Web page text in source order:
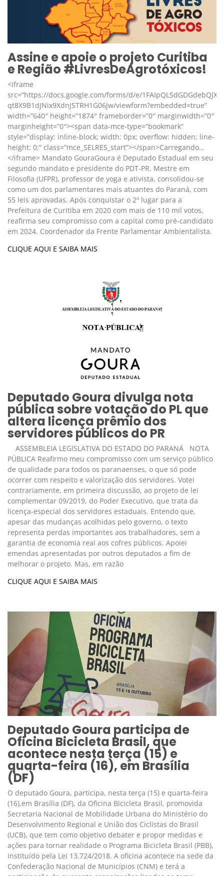
Assine e apoie o projeto Curitiba
e Região #LivresDeAgrotóxicos!
<iframe
src=”https://docs.google.com/forms/d/e/
qt8X9B1dJNix9XdnJSTRH1G06Jw/viewform?embedded=true”
width=”640″ height=”1874″ frameborder=”0″ marginwidth=”0″
marginheight=”0″><span data-mce-type=”bookmark”
style=”display: inline-block; width: 0px; overflow: hidden; line-
height: 0;” class=”mce_SELRES_start”></span>Carregando…
</iframe> Mandato GouraGoura é Deputado Estadual em seu
segundo mandato e presidente do PDT-PR. Mestre em
Filosofia (UFPR), professor de yoga e ativista, consolidou-se
como um dos parlamentares mais atuantes do Paraná, com
55 leis aprovadas. Após conquistar o 2º lugar para a
Prefeitura de Curitiba em 2020 com mais de 110 mil votos,
reafirma seu compromisso com a capital como pré-candidato
em 2024. Coordenador da Frente Parlamentar Ambientalista.
CLIQUE AQUI E SAIBA MAIS
Deputado Goura divulga nota
pública sobre votação do PL que
altera licença prêmio dos
servidores públicos do PR
ASSEMBLEIA LEGISLATIVA DO ESTADO DO PARANÁ NOTA
PÚBLICA Reafirmo meu compromisso com um serviço público
de qualidade para todos os paranaenses, o que só pode
ocorrer com respeito e valorização dos servidores. Votei
contrariamente, em primeira discussão, ao projeto de lei
complementar 09/2019, do Poder Executivo, que trata da
licença-especial dos servidores estaduais. Entendo que,
apesar das mudanças acolhidas pelo governo, o texto
representa perdas importantes aos trabalhadores, sem a
garantia de economia real aos cofres públicos. Apoiei
emendas apresentadas por outros deputados a fim de
melhorar o projeto. Mas, em razão
CLIQUE AQUI E SAIBA MAIS
Deputado Goura participa de
Oficina Bicicleta Brasil, que
acontece nesta terça (15) e
quarta-feira (16), em Brasília
(DF)
O deputado Goura, participa, nesta terça (15) e quarta-feira
(16),em Brasília (DF), da Oficina Bicicleta Brasil, promovida
Secretaria Nacional de Mobilidade Urbana do Ministério do
Desenvolvimento Regional e União dos Ciclistas do Brasil
(UCB), que tem como objetivo debater e propor medidas e
ações para tornar realidade o Programa Bicicleta Brasil (PBB),
instituído pela Lei 13.724/2018. A oficina acontece na sede da
Confederação Nacional de Municípios (CNM) e terá a